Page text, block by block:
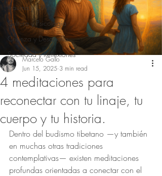
Trauma y Clínica
Cultura y Psicología
Crianza y Desarrollo
Sociedad y Reflexiones
4 meditaciones para
reconectar con tu linaje, tu
cuerpo y tu historia.
Marcelo Gallo
Jun 15, 2025 3 min read
Dentro del budismo tibetano —y también
en muchas otras tradiciones
contemplativas— existen meditaciones
profundas orientadas a conectar con el